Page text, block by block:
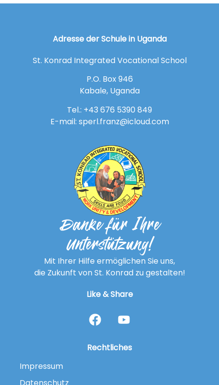
Adresse der Schule in Uganda
St. Konrad Integrated Vocational School
P.O. Box 946
Kabale, Uganda
Tel.: +43 676 5390 849
E-mail: sperl.franz@icloud.com
Danke für Ihre
Unterstützung!
Mit Ihrer Hilfe ermöglichen Sie uns,
die Zukunft von St. Konrad zu gestalten!
Like & Share
Rechtliches
Impressum